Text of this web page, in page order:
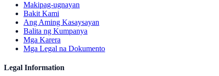
Makipag-ugnayan
Bakit Kami
Ang Aming Kasaysayan
Balita ng Kumpanya
Mga Karera
Mga Legal na Dokumento
Legal Information